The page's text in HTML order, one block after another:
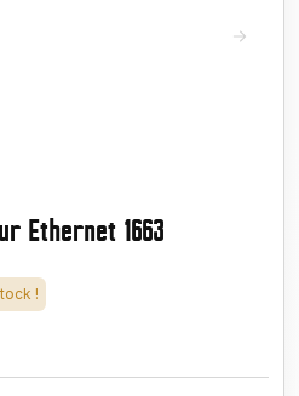
Ethernet 1663
!